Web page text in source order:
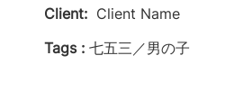
Client: Client Name
Tags : 七五三／男の子